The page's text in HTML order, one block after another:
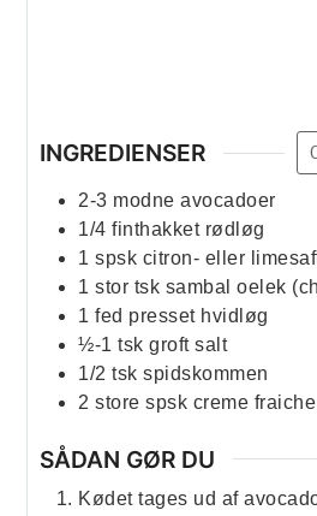
INGREDIENSER
2-3 modne avocadoer
1/4 finthakket rødløg
1 spsk citron- eller
1 stor tsk sambal oelek
1 fed presset hvidløg
½-1 tsk groft salt
1/2 tsk spidskommen
2 store spsk creme
SÅDAN GØR DU
Kødet tages ud af